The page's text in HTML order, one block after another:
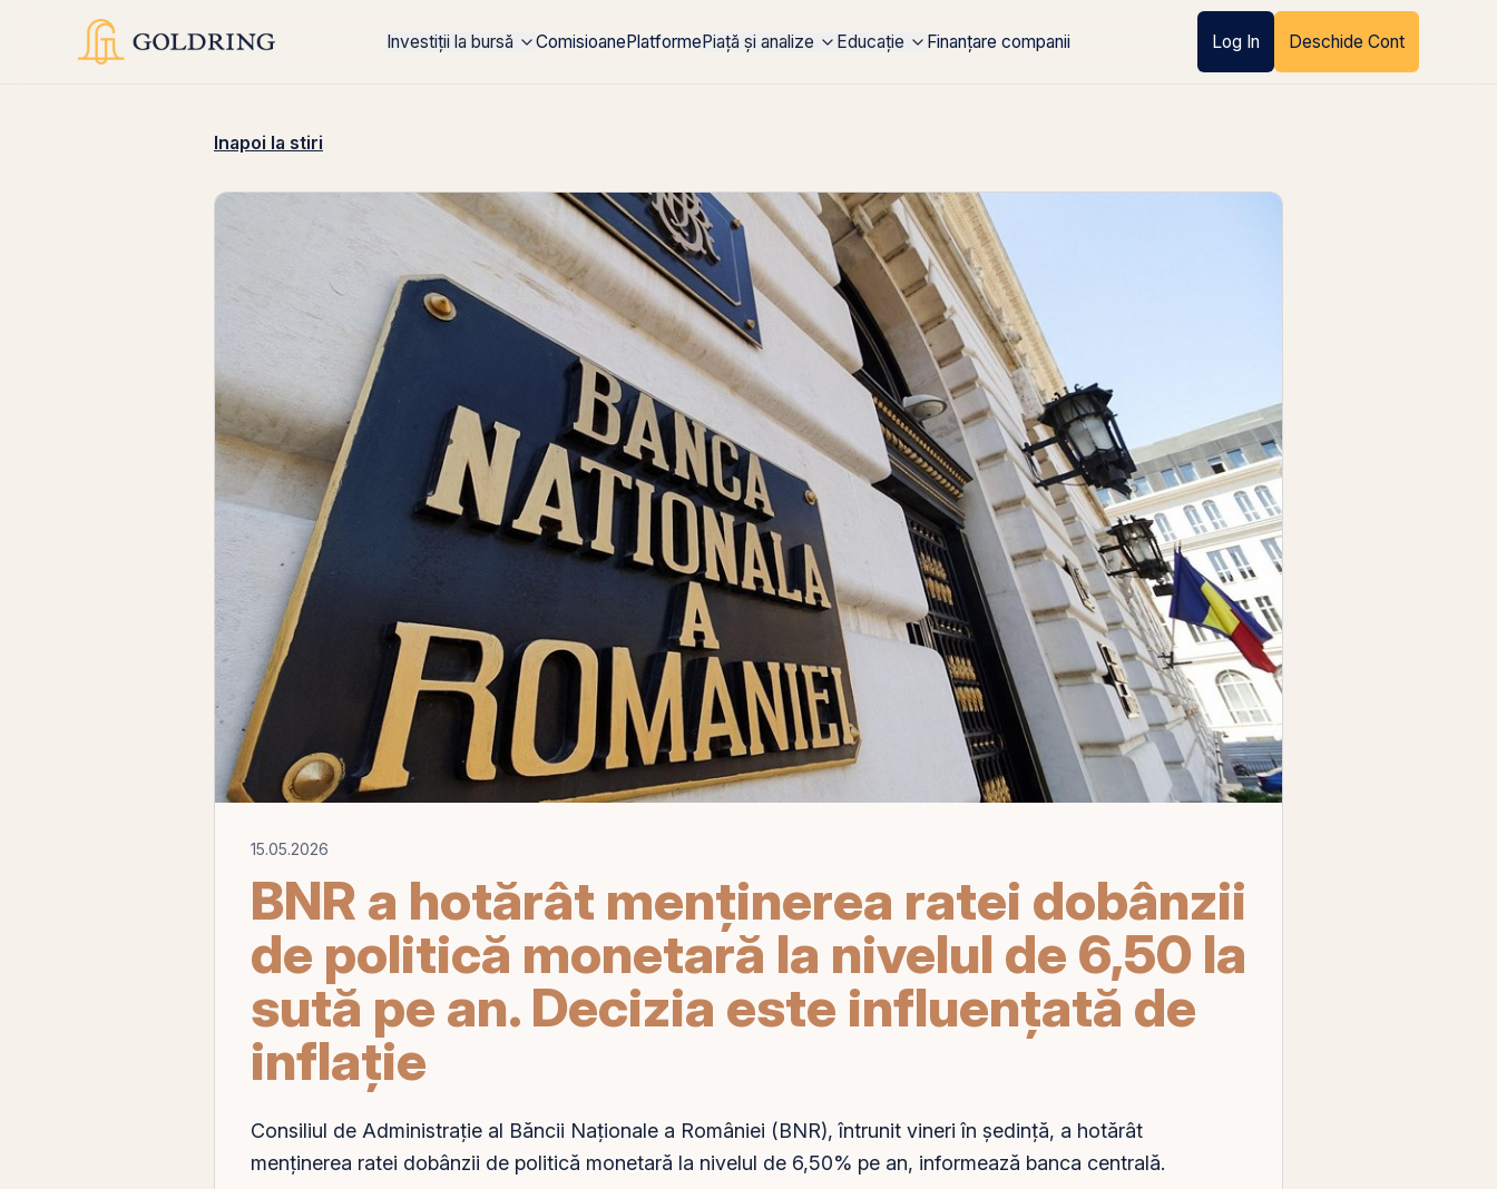
Investiții la bursă ComisioanePlatformePiață și analize Educație Finanțare companii Log In Deschide Cont
Inapoi la stiri
15.05.2026
BNR a hotărât menținerea ratei dobânzii
de politică monetară la nivelul de 6,50 la
sută pe an. Decizia este influențată de
inflație
Consiliul de Administrație al Băncii Naționale a României (BNR), întrunit vineri în ședință, a hotărât
menținerea ratei dobânzii de politică monetară la nivelul de 6,50% pe an, informează banca centrală.